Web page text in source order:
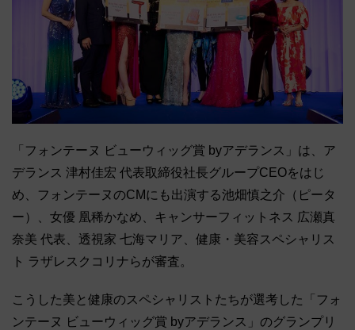
「フォンテーヌ ビューウィッグ賞 byアデランス」は、ア
デランス 津村佳宏 代表取締役社長グループCEOをはじ
め、フォンテーヌのCMにも出演する池畑慎之介（ピータ
ー）、女優 凰稀かなめ、キャンサーフィットネス 広瀬真
奈美 代表、透視家 七海マリア、健康・美容スペシャリス
ト ラザレスクコリナらが審査。
こうした美と健康のスペシャリストたちが選考した「フォ
ンテーヌ ビューウィッグ賞 byアデランス」のグランプリ